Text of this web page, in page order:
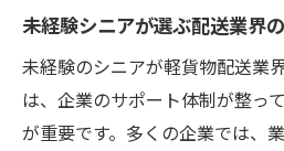
未経験シニアが選ぶ配送業界
未経験のシニアが軽貨物配送業
は、企業のサポート体制が整っ
が重要です。多くの企業では、